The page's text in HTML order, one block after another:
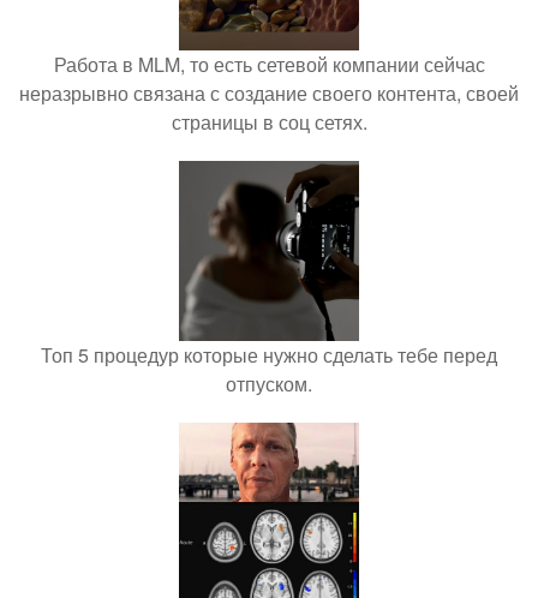
Работа в MLM, то есть сетевой компании сейчас
неразрывно связана с создание своего контента, своей
страницы в соц сетях.
Топ 5 процедур которые нужно сделать тебе перед
отпуском.